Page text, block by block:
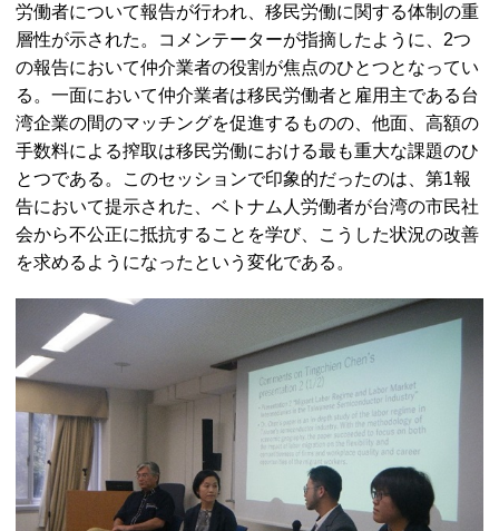
労働者について報告が行われ、移民労働に関する体制の重
層性が示された。コメンテーターが指摘したように、2つ
の報告において仲介業者の役割が焦点のひとつとなってい
る。一面において仲介業者は移民労働者と雇用主である台
湾企業の間のマッチングを促進するものの、他面、高額の
手数料による搾取は移民労働における最も重大な課題のひ
とつである。このセッションで印象的だったのは、第1報
告において提示された、ベトナム人労働者が台湾の市民社
会から不公正に抵抗することを学び、こうした状況の改善
を求めるようになったという変化である。